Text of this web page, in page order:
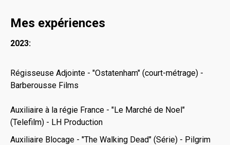
Mes expériences
2023:
Régisseuse Adjointe - "Ostatenham" (court-métrage) -
Barberousse Films
Auxiliaire à la régie France - "Le Marché de Noel"
(Telefilm) - LH Production
Auxiliaire Blocage - "The Walking Dead" (Série) - Pilgrim